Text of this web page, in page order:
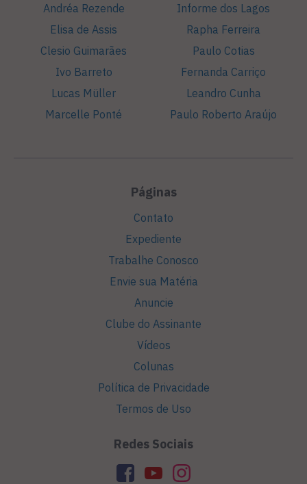
Andréa Rezende
Elisa de Assis
Clesio Guimarães
Ivo Barreto
Lucas Müller
Marcelle Ponté
Informe dos Lagos
Rapha Ferreira
Paulo Cotias
Fernanda Carriço
Leandro Cunha
Paulo Roberto Araújo
Páginas
Contato
Expediente
Trabalhe Conosco
Envie sua Matéria
Anuncie
Clube do Assinante
Vídeos
Colunas
Política de Privacidade
Termos de Uso
Redes Sociais